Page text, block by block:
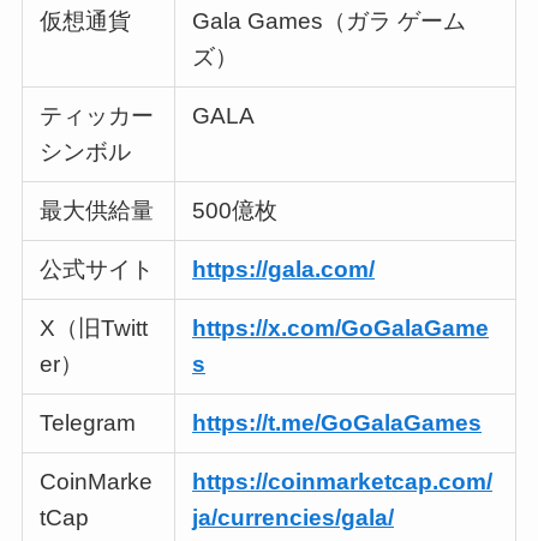
仮想通貨
Gala Games（ガラ ゲーム
ズ）
ティッカー
シンボル
GALA
最大供給量 500億枚
公式サイト https://gala.com/
X（旧Twitt
er）
https://x.com/GoGalaGame
s
Telegram https://t.me/GoGalaGames
CoinMarke
tCap
https://coinmarketcap.com/
ja/currencies/gala/